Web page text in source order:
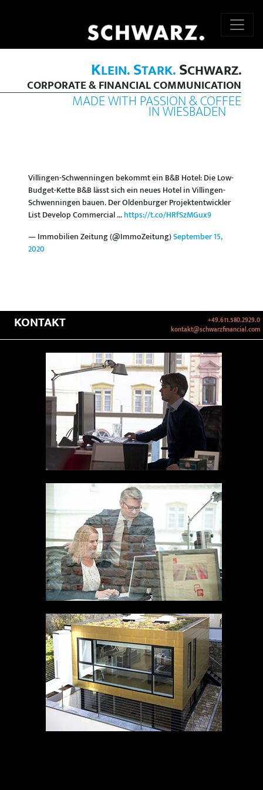
KLEIN.STARK.SCHWARZ.
CORPORATE & FINANCIAL COMMUNICATION
MADE WITH PASSION & COFFEE
IN WIESBADEN
Villingen-Schwenningen bekommt ein B&B Hotel: Die Low-
Budget-Kette B&B lässt sich ein neues Hotel in Villingen-
Schwenningen bauen. Der Oldenburger Projektentwickler
List Develop Commercial ...https://t.co/HRfSzMGux9
— Immobilien Zeitung (@ImmoZeitung)September 15,
2020
KONTAKT
+49.611.580.2929.0
kontakt@schwarzfinancial.com